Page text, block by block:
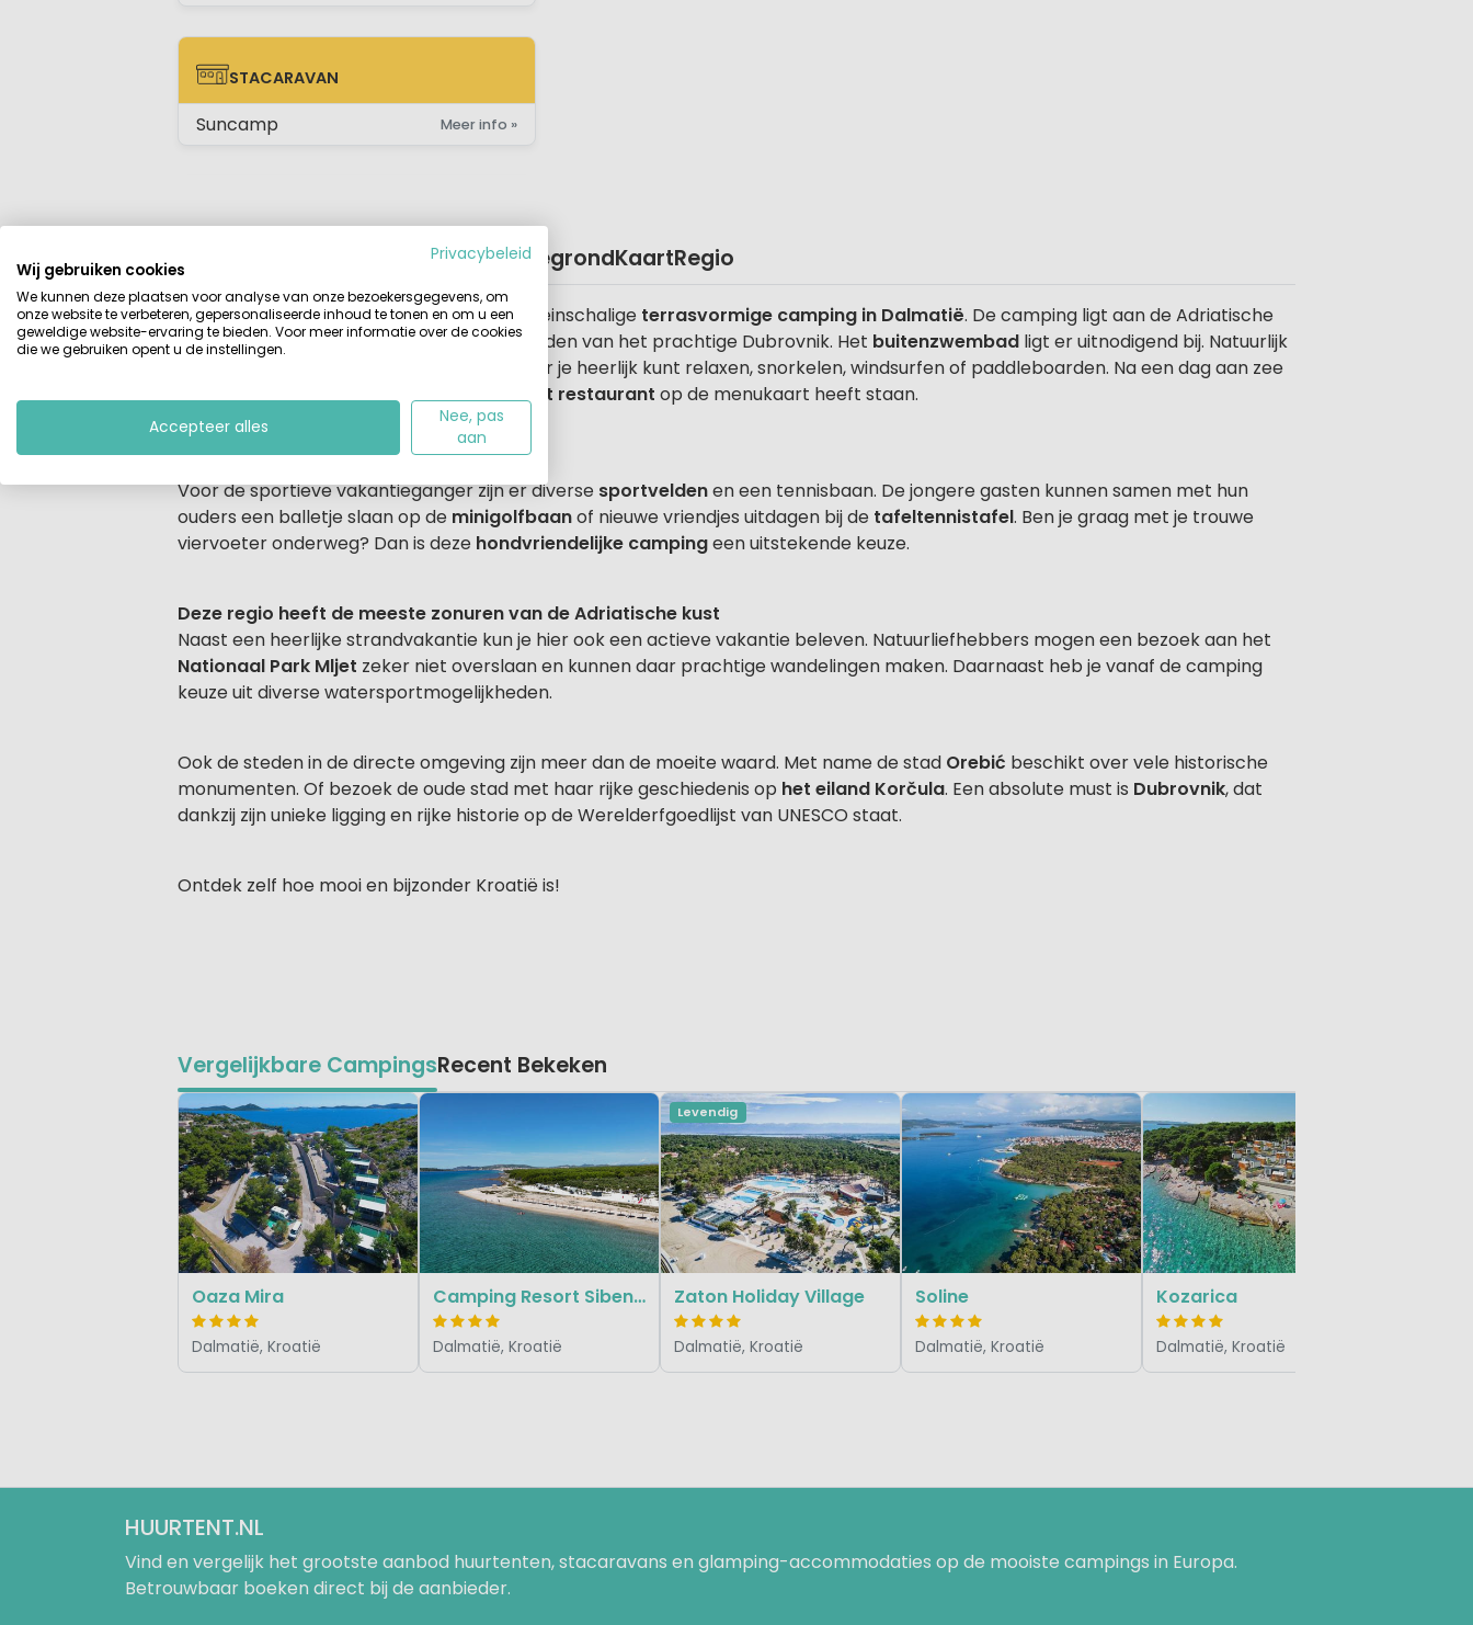
STACARAVAN
STACARAVAN
Suncamp Meer info »
AccommodatiesPlattegrondKaartRegio
Beschrijving
Camping Nevio is een rustige, groene en kleinschalige terrasvormige camping in Dalmatië. De camping ligt aan de Adriatische
kust, op het schiereiland Pelješac, ten noorden van het prachtige Dubrovnik. Het buitenzwembad ligt er uitnodigend bij. Natuurlijk
opzoeken, waar je heerlijk kunt relaxen, snorkelen, windsurfen of paddleboarden. Na een dag aan zee
geniet je van de lokale specialiteiten diehet restaurant op de menukaart heeft staan.
Voor de sportieve vakantieganger zijn er diverse sportveldenen een tennisbaan. De jongere gasten kunnen samen met hun
ouders een balletje slaan op de minigolfbaanof nieuwe vriendjes uitdagen bij de tafeltennistafel. Ben je graag met je trouwe
viervoeter onderweg? Dan is deze hondvriendelijke campingeen uitstekende keuze.
Deze regio heeft de meeste zonuren van de Adriatische kust
Naast een heerlijke strandvakantie kun je hier ook een actieve vakantie beleven. Natuurliefhebbers mogen een bezoek aan het
Nationaal Park Mljet zeker niet overslaan en kunnen daar prachtige wandelingen maken. Daarnaast heb je vanaf de camping
keuze uit diverse watersportmogelijkheden.
Ook de steden in de directe omgeving zijn meer dan de moeite waard. Met name de stad Orebić beschikt over vele historische
monumenten. Of bezoek de oude stad met haar rijke geschiedenis op het eiland Korčula. Een absolute must is Dubrovnik, dat
dankzij zijn unieke ligging en rijke historie op de Werelderfgoedlijst van UNESCO staat.
Ontdek zelf hoe mooi en bijzonder Kroatië is!
Vergelijkbare CampingsRecent Bekeken
Oaza Mira
Dalmatië, Kroatië
Camping Resort Sibenik
Dalmatië, Kroatië
Levendig
Zaton Holiday Village
Dalmatië, Kroatië
Soline
Dalmatië, Kroatië
Kozarica
Dalmatië, Kroatië
HUURTENT.NL
Vind en vergelijk het grootste aanbod huurtenten, stacaravans en glamping-accommodaties op de mooiste campings in Europa.
Betrouwbaar boeken direct bij de aanbieder.
Privacybeleid
Wij gebruiken cookies
We kunnen deze plaatsen voor analyse van onze bezoekersgegevens, om
onze website te verbeteren, gepersonaliseerde inhoud te tonen en om u een
geweldige website-ervaring te bieden. Voor meer informatie over de cookies
die we gebruiken opent u de instellingen.
Accepteer alles
Nee, pas
aan